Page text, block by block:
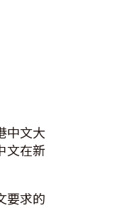
中文大
文在新
要求的